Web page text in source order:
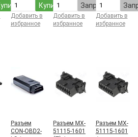
Купить
Добавить в
избранное
Запросить
Добавить в
избранное
Добавить в
избранное
Разъем
CON-OBD2-
Разъем MX-
51115-1601
Разъем MX-
51115-1601